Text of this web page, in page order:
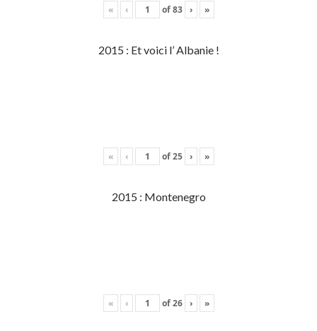
« ‹ of83 › »
2015 : Et voici l’ Albanie !
« ‹ of25 › »
2015 : Montenegro
« ‹ of26 › »